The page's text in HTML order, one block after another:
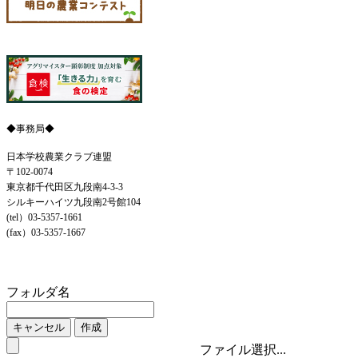
◆事務局◆
日本学校農業クラブ連盟
〒102-0074
東京都千代田区九段南4-3-3
シルキーハイツ九段南2号館104
(tel）03-5357-1661
(fax）03-5357-1667
フォルダ名
キャンセル 作成
ファイル選択...